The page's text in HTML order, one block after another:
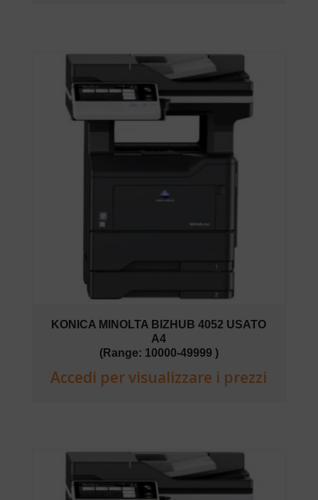
KONICA MINOLTA BIZHUB 4052 USATO
A4
(Range: 10000-49999 )
Accedi per visualizzare i prezzi